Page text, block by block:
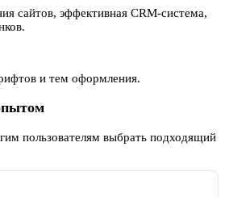
сайтов, эффективная CRM-система,
и тем оформления.
пользователям выбрать подходящий